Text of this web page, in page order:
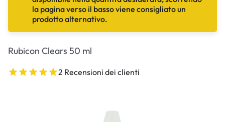
la pagina verso il basso viene consigliato un
prodotto alternativo.
Rubicon Clears 50 ml
2 Recensioni dei clienti